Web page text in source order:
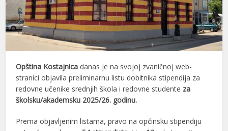
Opština Kostajnica danas je na svojoj zvaničnoj web-
stranici objavila preliminarnu listu dobitnika stipendija za
redovne učenike srednjih škola i redovne studente za
školsku/akademsku 2025/26. godinu.
Prema objavljenim listama, pravo na općinsku stipendiju